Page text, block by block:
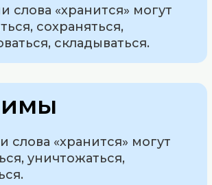
слова «хранится» могут
сохраняться,
складываться.
«хранится» могут
уничтожаться,